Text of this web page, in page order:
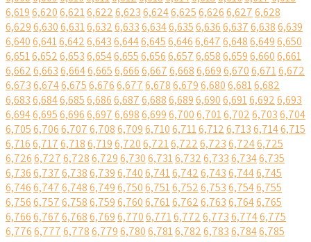
6,6196,6206,6216,6226,6236,6246,6256,6266,6276,628
6,6296,6306,6316,6326,6336,6346,6356,6366,6376,6386,639
6,6406,6416,6426,6436,6446,6456,6466,6476,6486,6496,650
6,6516,6526,6536,6546,6556,6566,6576,6586,6596,6606,661
6,6626,6636,6646,6656,6666,6676,6686,6696,6706,6716,672
6,6736,6746,6756,6766,6776,6786,6796,6806,6816,682
6,6836,6846,6856,6866,6876,6886,6896,6906,6916,6926,693
6,6946,6956,6966,6976,6986,6996,7006,7016,7026,7036,704
6,7056,7066,7076,7086,7096,7106,7116,7126,7136,7146,715
6,7166,7176,7186,7196,7206,7216,7226,7236,7246,725
6,7266,7276,7286,7296,7306,7316,7326,7336,7346,735
6,7366,7376,7386,7396,7406,7416,7426,7436,7446,745
6,7466,7476,7486,7496,7506,7516,7526,7536,7546,755
6,7566,7576,7586,7596,7606,7616,7626,7636,7646,765
6,7666,7676,7686,7696,7706,7716,7726,7736,7746,775
6,7766,7776,7786,7796,7806,7816,7826,7836,7846,785